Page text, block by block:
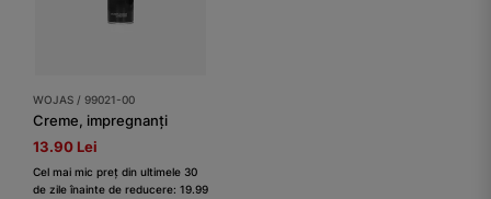
WOJAS / 99021-00
Creme, impregnanți
13.90 Lei
Cel mai mic preț din ultimele 30
de zile înainte de reducere: 19.99